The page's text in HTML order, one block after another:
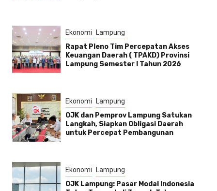
Ekonomi Lampung
Rapat Pleno Tim Percepatan Akses
Keuangan Daerah ( TPAKD) Provinsi
Lampung Semester l Tahun 2026
Ekonomi Lampung
OJK dan Pemprov Lampung Satukan
Langkah, Siapkan Obligasi Daerah
untuk Percepat Pembangunan
Ekonomi Lampung
OJK Lampung: Pasar Modal Indonesia